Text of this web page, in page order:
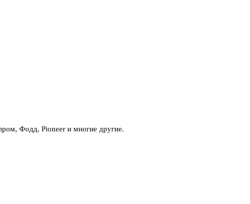
Фодд, Pioneer и многие другие.